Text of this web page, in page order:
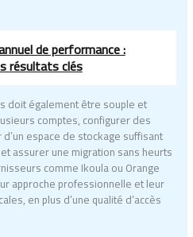
de performance :
résultats clés
doit également être souple et
comptes, configurer des
espace de stockage suffisant
assurer une migration sans heurts
comme Ikoula ou Orange
approche professionnelle et leur
en plus d’une qualité d’accès